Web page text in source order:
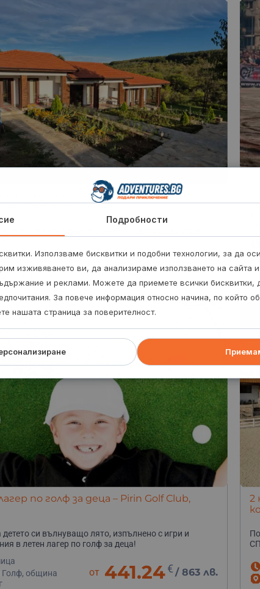
детски лагер Веда-Словена – с.
Габрово
обл. Габрово
от450€ /880.12 лв.
по голф за деца – Pirin Golf Club,
си вълнуващо лято, изпълнено с игри и
в летен лагер по голф за деца!
Голф, община
от 441.24 € /863 лв.
2
Подробности
Използваме бисквитки и подобни технологии, за да
изживяването ви, да анализираме използването на сайта
и реклами. Можете да приемете всички бисквитки,
За повече информация относно начина, по който
нашата страница за поверителност.